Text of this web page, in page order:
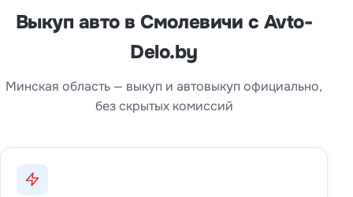
Выкуп авто в Смолевичи с Avto-
Delo.by
Минская область — выкуп и автовыкуп официально,
без скрытых комиссий